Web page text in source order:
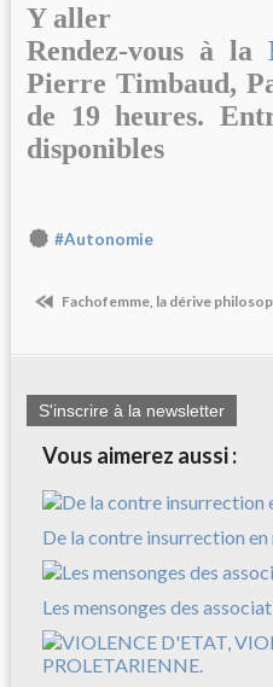
Y aller
Rendez-vous à la
Pierre Timbaud,
de 19 heures.
disponibles
#Autonomie
Fachofemme, la dérive
S'inscrire à la newsletter
Vous aimerez aussi :
De la contre insurrection
Les mensonges des